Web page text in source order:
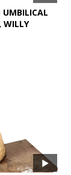
UMBILICAL
WILLY